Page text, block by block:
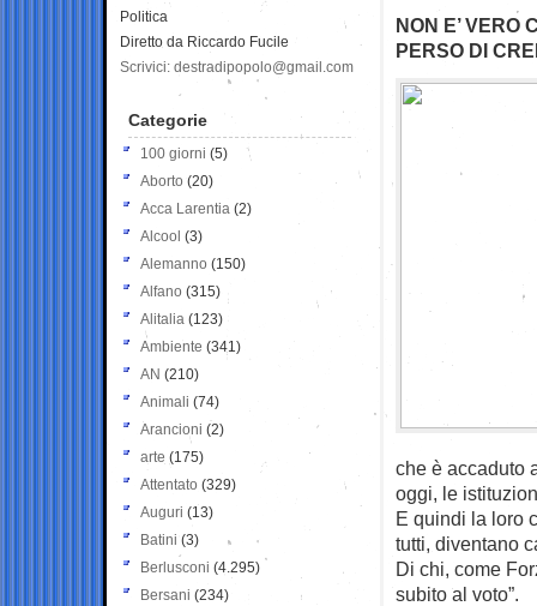
NON E’ VERO
PERSO DI
che è accaduto
oggi, le
E quindi la loro
tutti, diventano
Di chi, come
subito al voto”.
Politica
Diretto da Riccardo Fucile
Scrivici: destradipopolo@gmail.com
Categorie
100 giorni (5)
Aborto (20)
Acca Larentia (2)
Alcool (3)
Alemanno (150)
Alfano (315)
Alitalia (123)
Ambiente (341)
AN (210)
Animali (74)
Arancioni (2)
arte (175)
Attentato (329)
Auguri (13)
Batini (3)
Berlusconi (4.295)
Bersani (234)